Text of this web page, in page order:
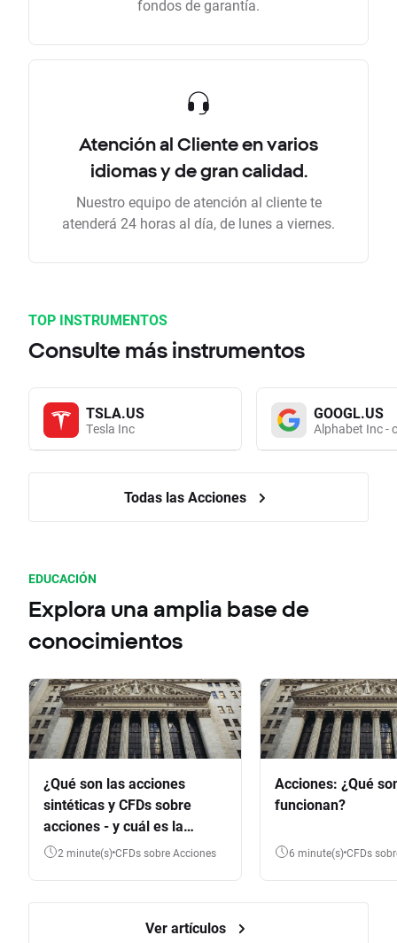
fondos de garantía.
Atención al Cliente en varios
idiomas y de gran calidad.
Nuestro equipo de atención al cliente te
atenderá 24 horas al día, de lunes a viernes.
TOP INSTRUMENTOS
Consulte más instrumentos
TSLA.US
Tesla Inc
GOOGL.US
Alphabet Inc -
Todas las Acciones
EDUCACIÓN
Explora una amplia base de
conocimientos
¿Qué son las acciones
sintéticas y CFDs sobre
acciones - y cuál es la
diferencia?
2 minute(s) CFDs sobre Acciones
Acciones: ¿Qué
funcionan?
6 minute(s) CFDs
Ver artículos